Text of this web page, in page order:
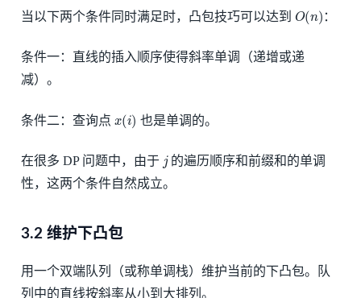
当以下两个条件同时满足时，凸包技巧可以达到 O(n ) ：
条件一：直线的插入顺序使得斜率单调（递增或递
减）。
条件二：查询点 (i) 也是单调的。
在很多 DP 问题中，由于
的遍历顺序和前缀和的单调
性，这两个条件自然成立。
3.2 维护下凸包
用一个双端队列（或称单调栈）维护当前的下凸包。队
列中的直线按斜率从小到大排列。